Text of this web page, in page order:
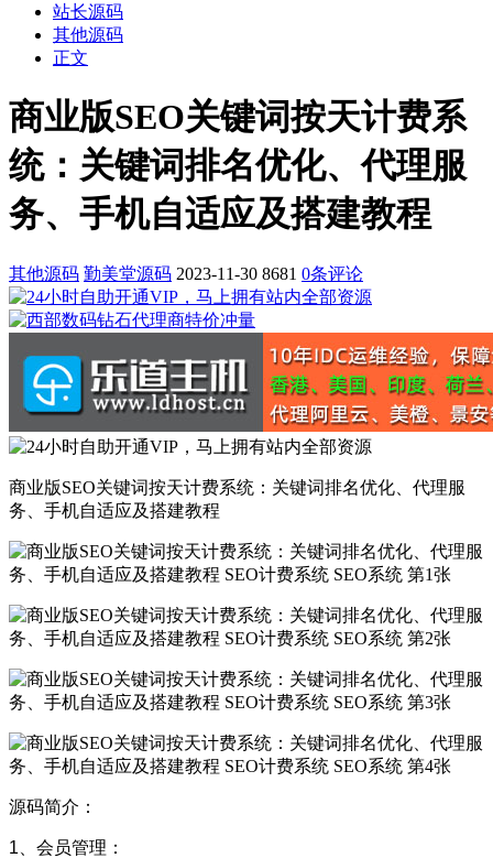
站长源码
其他源码
正文
商业版SEO关键词按天计费系
统：关键词排名优化、代理服
务、手机自适应及搭建教程
其他源码 勤美堂源码 2023-11-30 8681 0条评论
商业版SEO关键词按天计费系统：关键词排名优化、代理服
务、手机自适应及搭建教程
源码简介：
1、会员管理：